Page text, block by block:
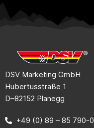
DSV Marketing GmbH
Hubertusstraße 1
D–82152 Planegg
+49 (0) 89 – 85 790-0